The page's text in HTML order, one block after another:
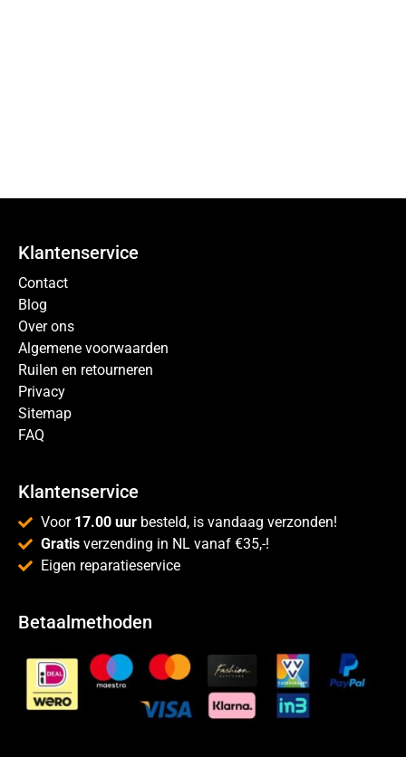
Klantenservice
Contact
Blog
Over ons
Algemene voorwaarden
Ruilen en retourneren
Privacy
Sitemap
FAQ
Klantenservice
Voor 17.00 uur besteld, is vandaag verzonden!
Gratis verzending in NL vanaf €35,-!
Eigen reparatieservice
Betaalmethoden